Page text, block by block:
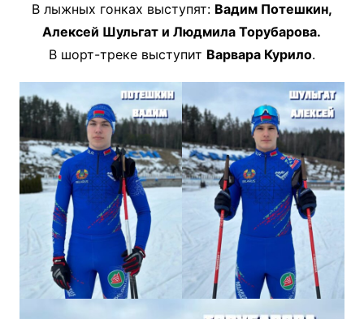
В лыжных гонках выступят: Вадим Потешкин,
Алексей Шульгат и Людмила Торубарова.
В шорт-треке выступит Варвара Курило.